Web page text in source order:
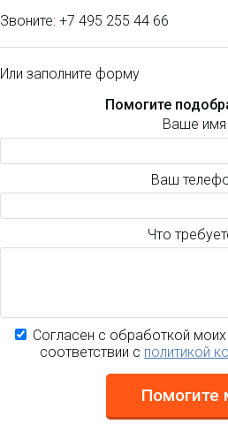
Звоните: +7 495 255 44 66
Или заполните форму
Помогите
Ваше имя
Ваш
Что
Согласен с обработкой
соответствии с политикой
Помогите